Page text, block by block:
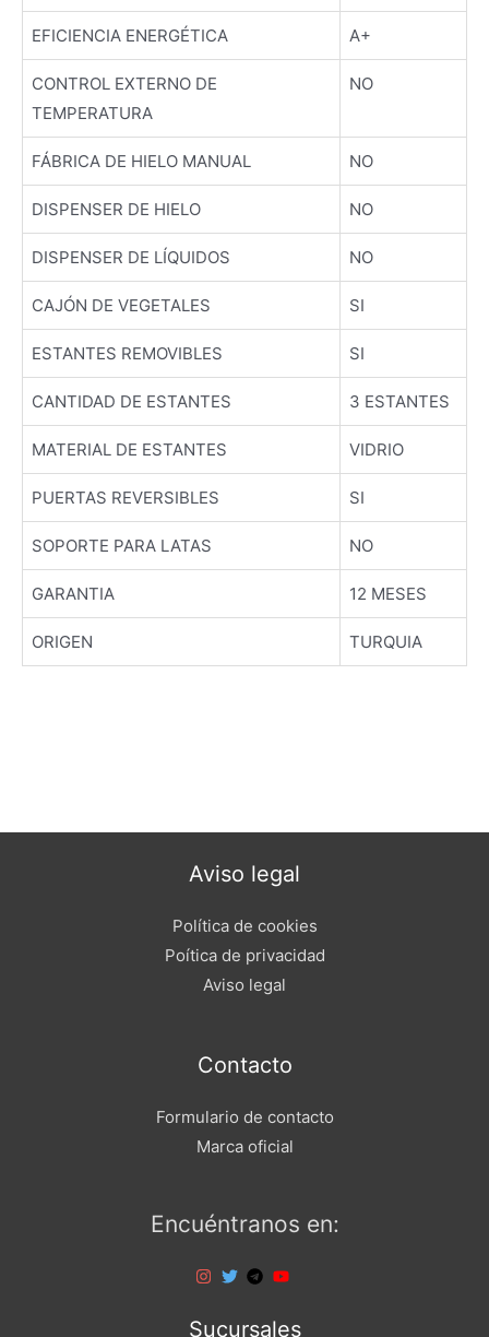
EFICIENCIA ENERGÉTICA A+
CONTROL EXTERNO DE
TEMPERATURA
NO
FÁBRICA DE HIELO MANUAL NO
DISPENSER DE HIELO NO
DISPENSER DE LÍQUIDOS NO
CAJÓN DE VEGETALES SI
ESTANTES REMOVIBLES SI
CANTIDAD DE ESTANTES 3 ESTANTES
MATERIAL DE ESTANTES VIDRIO
PUERTAS REVERSIBLES SI
SOPORTE PARA LATAS NO
GARANTIA 12 MESES
ORIGEN TURQUIA
Aviso legal
Política de cookies
Poítica de privacidad
Aviso legal
Contacto
Formulario de contacto
Marca oficial
Encuéntranos en:
Sucursales